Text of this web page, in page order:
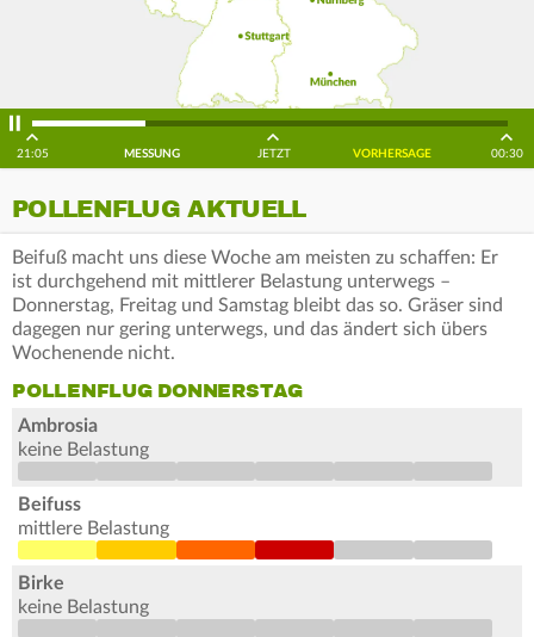
21:05 MESSUNG JETZT VORHERSAGE 00:30
POLLENFLUG AKTUELL
Beifuß macht uns diese Woche am meisten zu schaffen: Er
ist durchgehend mit mittlerer Belastung unterwegs –
Donnerstag, Freitag und Samstag bleibt das so. Gräser sind
dagegen nur gering unterwegs, und das ändert sich übers
Wochenende nicht.
POLLENFLUG DONNERSTAG
Ambrosia
keine Belastung
Beifuss
mittlere Belastung
Birke
keine Belastung